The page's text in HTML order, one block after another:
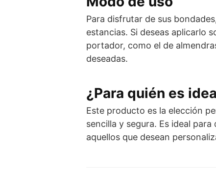
Para disfrutar de sus
estancias. Si deseas aplicarlo
portador, como el de
deseadas.
¿Para quién es
Este producto es la elección
sencilla y segura. Es ideal
aquellos que desean